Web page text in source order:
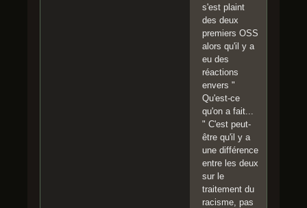
s'est plaint
des deux
premiers OSS
alors qu'il y a
eu des
réactions
envers "
Qu'est-ce
qu'on a fait...
" C'est peut-
être qu'il y a
une différence
entre les deux
sur le
traitement du
racisme, pas